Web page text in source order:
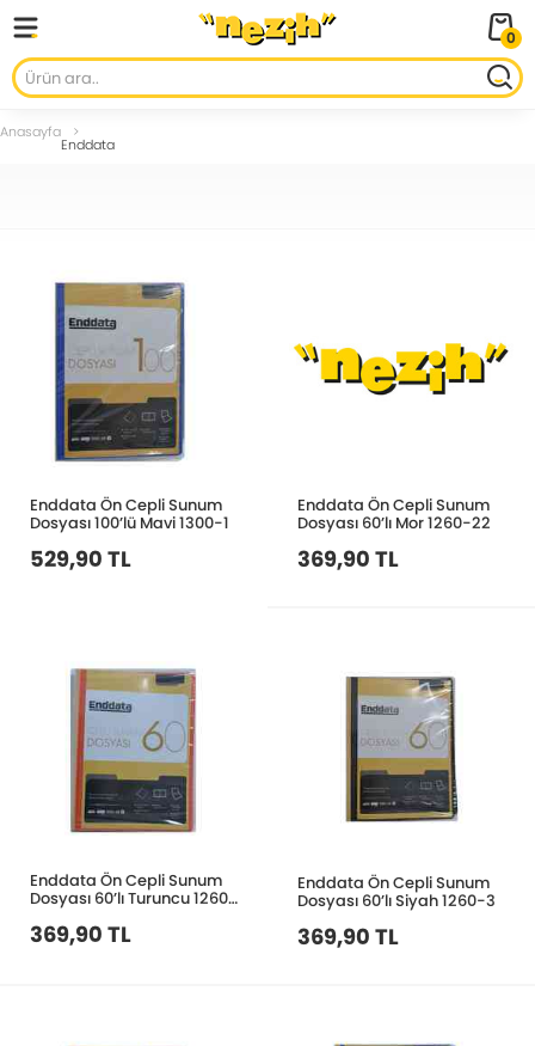
0
Anasayfa
Enddata
Enddata Ön Cepli Sunum
Dosyası 100’lü Mavi 1300-1
529,90 TL
Enddata Ön Cepli Sunum
Dosyası 60’lı Mor 1260-22
369,90 TL
Enddata Ön Cepli Sunum
Dosyası 60’lı Turuncu 1260-
369,90 TL
Enddata Ön Cepli Sunum
Dosyası 60’lı Siyah 1260-3
369,90 TL